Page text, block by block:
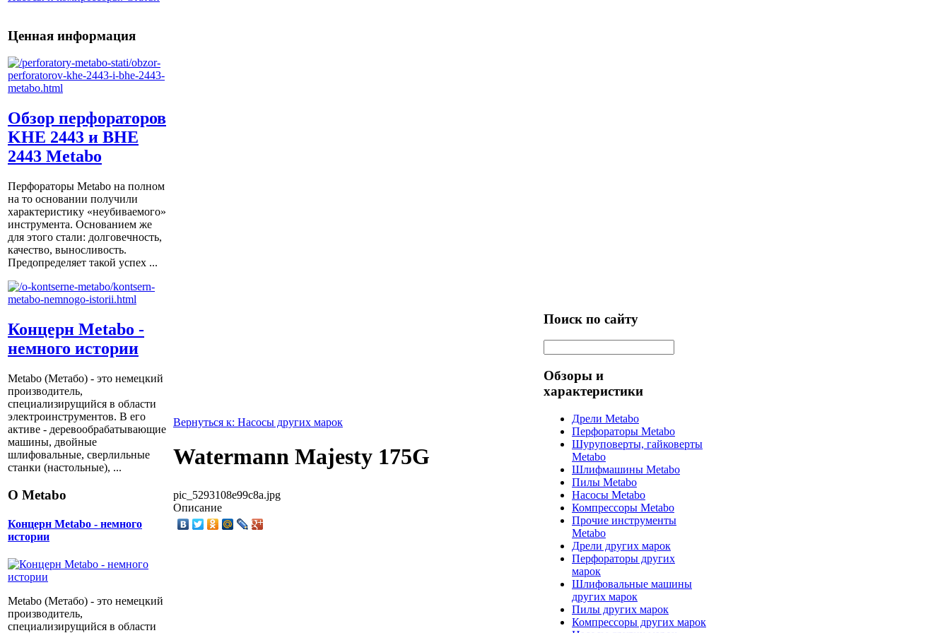
Ценная информация
Обзор перфораторов
KHE 2443 и BHE
2443 Metabo
Перфораторы Metabo на полном
на то основании получили
характеристику «неубиваемого»
инструмента. Основанием же
для этого стали: долговечность,
качество, выносливость.
Предопределяет такой успех ...
Концерн Metabo -
немного истории
Metabo (Метабо) - это немецкий
производитель,
специализирущийся в области
электроинструментов. В его
активе - деревообрабатывающие
машины, двойные
шлифовальные, сверлильные
станки (настольные), ...
О Metabo
Концерн Metabo - немного
истории
Metabo (Метабо) - это немецкий
производитель,
специализирущийся в области
Вернуться к: Насосы других марок
Watermann Majesty 175G
pic_5293108e99c8a.jpg
Описание
Поиск по сайту
Обзоры и
характеристики
Дрели Metabo
Перфораторы Metabo
Шуруповерты, гайковерты
Metabo
Шлифмашины Metabo
Пилы Metabo
Насосы Metabo
Компрессоры Metabo
Прочие инструменты
Metabo
Дрели других марок
Перфораторы других
марок
Шлифовальные машины
других марок
Пилы других марок
Компрессоры других марок